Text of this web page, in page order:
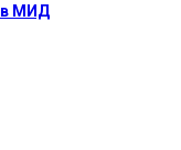
в МИД